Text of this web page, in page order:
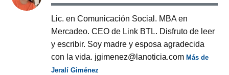
Lic. en Comunicación Social. MBA en
Mercadeo. CEO de Link BTL. Disfruto de leer
y escribir. Soy madre y esposa agradecida
con la vida. jgimenez@lanoticia.comMás de
Jeralí Giménez